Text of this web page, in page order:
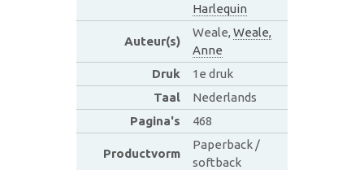
Harlequin
Auteur(s)
Weale, Weale,
Anne
Druk
1e druk
Taal
Nederlands
Pagina's
468
Productvorm
Paperback /
softback